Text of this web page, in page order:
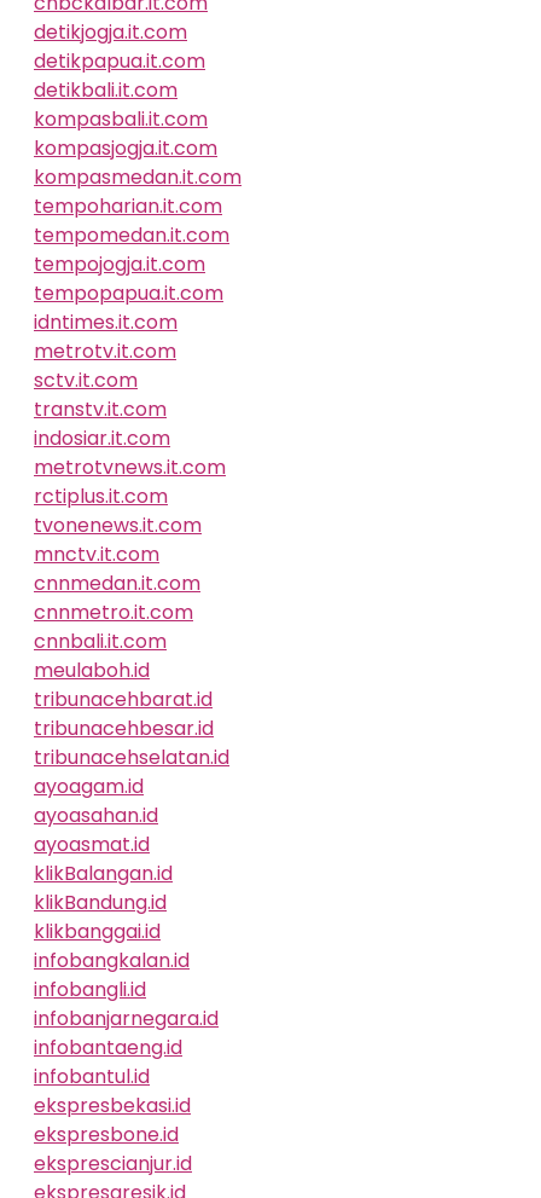
detikjogja.it.com
detikpapua.it.com
detikbali.it.com
kompasbali.it.com
kompasjogja.it.com
kompasmedan.it.com
tempoharian.it.com
tempomedan.it.com
tempojogja.it.com
tempopapua.it.com
idntimes.it.com
metrotv.it.com
sctv.it.com
transtv.it.com
indosiar.it.com
metrotvnews.it.com
rctiplus.it.com
tvonenews.it.com
mnctv.it.com
cnnmedan.it.com
cnnmetro.it.com
cnnbali.it.com
meulaboh.id
tribunacehbarat.id
tribunacehbesar.id
tribunacehselatan.id
ayoagam.id
ayoasahan.id
ayoasmat.id
klikBalangan.id
klikBandung.id
klikbanggai.id
infobangkalan.id
infobangli.id
infobanjarnegara.id
infobantaeng.id
infobantul.id
ekspresbekasi.id
ekspresbone.id
eksprescianjur.id